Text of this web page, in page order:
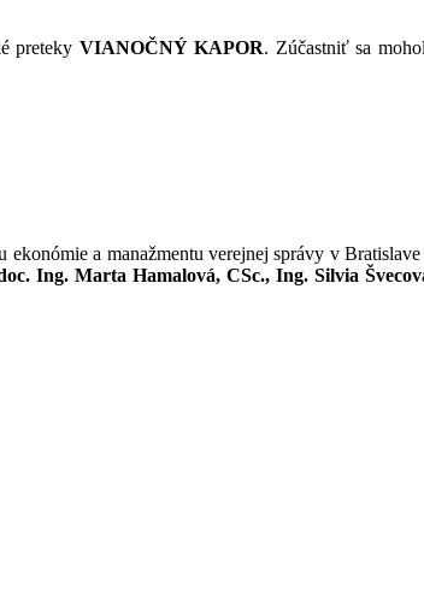
preteky VIANOČNÝ KAPOR. Zúčastniť sa
a manažmentu verejnej správy v
Ing. Marta Hamalová, CSc., Ing. Silvia